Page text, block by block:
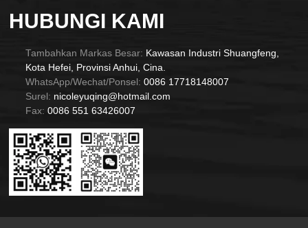
HUBUNGI KAMI
Tambahkan Markas Besar: Kawasan Industri Shuangfeng,
Kota Hefei, Provinsi Anhui, Cina.
WhatsApp/Wechat/Ponsel: 0086 17718148007
Surel: nicoleyuqing@hotmail.com
Fax: 0086 551 63426007